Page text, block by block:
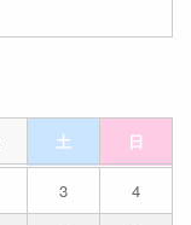
土 日
3
4